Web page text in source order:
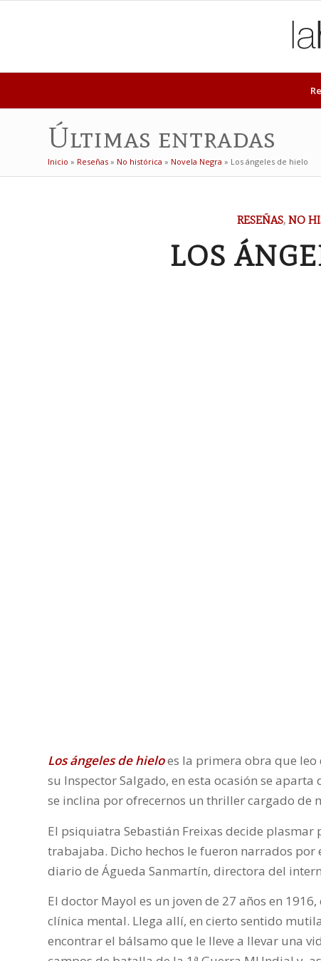
Últimas entradas
Inicio » Reseñas » No histórica » Novela Negra » Los ángeles de hielo
RESEÑAS, NO
LOS
Los ángeles de hieloes la primera obra que leo
su Inspector Salgado, en esta ocasión se
se inclina por ofrecernos un thriller cargado de
El psiquiatra Sebastián Freixas decide
trabajaba. Dicho hechos le fueron narrados
diario de Águeda Sanmartín, directora del
El doctor Mayol es un joven de 27 años en
clínica mental. Llega allí, en cierto sentido
encontrar el bálsamo que le lleve a llevar una